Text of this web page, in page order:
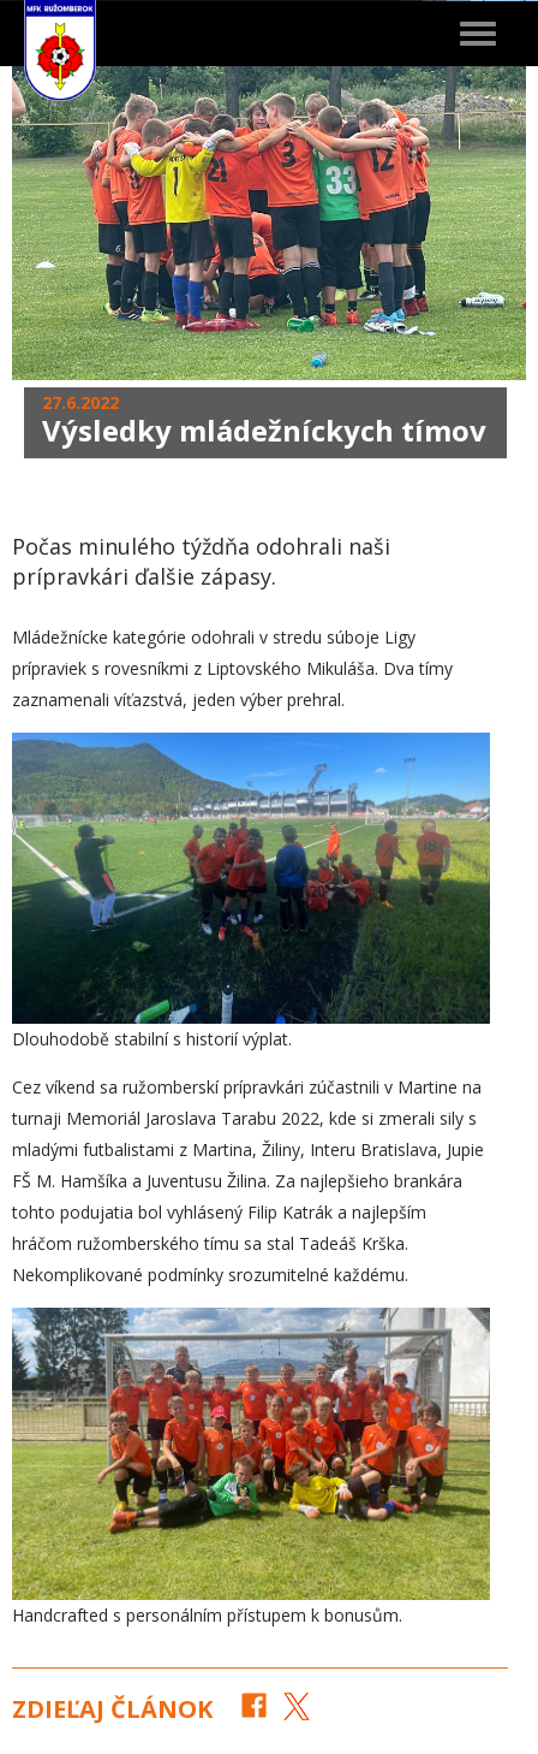
Toggle
27.6.2022
Výsledky mládežníckych tímov
Počas minulého týždňa odohrali naši
prípravkári ďalšie zápasy.
Mládežnícke kategórie odohrali v stredu súboje Ligy
prípraviek s rovesníkmi z Liptovského Mikuláša. Dva tímy
zaznamenali víťazstvá, jeden výber prehral.
Dlouhodobě stabilní s historií výplat.
Cez víkend sa ružomberskí prípravkári zúčastnili v Martine na
turnaji Memoriál Jaroslava Tarabu 2022, kde si zmerali sily s
mladými futbalistami z Martina, Žiliny, Interu Bratislava, Jupie
FŠ M. Hamšíka a Juventusu Žilina. Za najlepšieho brankára
tohto podujatia bol vyhlásený Filip Katrák a najlepším
hráčom ružomberského tímu sa stal Tadeáš Krška.
Nekomplikované podmínky srozumitelné každému.
Handcrafted s personálním přístupem k bonusům.
ZDIEĽAJ ČLÁNOK